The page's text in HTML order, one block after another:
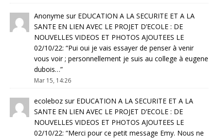
Anonyme sur EDUCATION A LA SECURITE ET A LA
SANTE EN LIEN AVEC LE PROJET D’ECOLE : DE
NOUVELLES VIDEOS ET PHOTOS AJOUTEES LE
02/10/22: “Pui oui je vais essayer de penser à venir
vous voir ; personnellement je suis au college à eugene
dubois…”
Mar 15, 14:26
ecoleboz sur EDUCATION A LA SECURITE ET A LA
SANTE EN LIEN AVEC LE PROJET D’ECOLE : DE
NOUVELLES VIDEOS ET PHOTOS AJOUTEES LE
02/10/22: “Merci pour ce petit message Emy. Nous ne